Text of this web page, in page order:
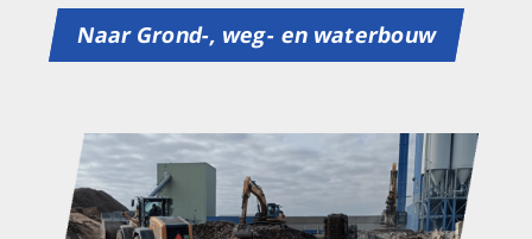
Naar Grond-, weg- en waterbouw